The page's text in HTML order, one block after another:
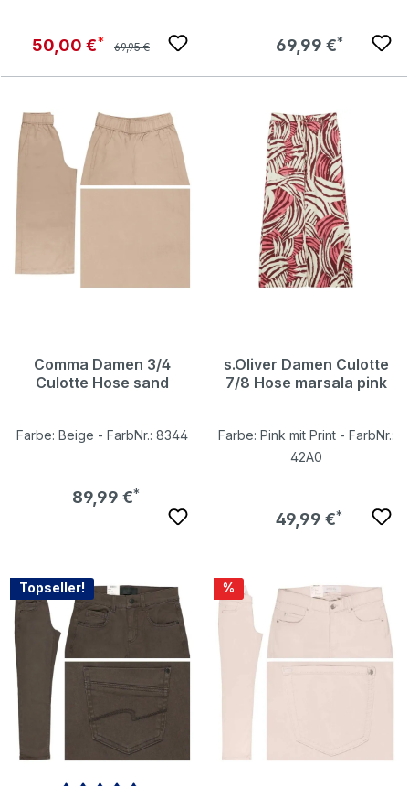
Verkaufspreis:
50,00 € Regulärer Preis:
69,95 € Regulärer Preis:
69,99 €
Comma Damen 3/4
Culotte Hose sand
Farbe: Beige - FarbNr.: 8344
Regulärer Preis:
89,99 €
s.Oliver Damen Culotte
7/8 Hose marsala pink
Farbe: Pink mit Print - FarbNr.:
42A0
Regulärer Preis:
49,99 €
Topseller! Rabatt
%